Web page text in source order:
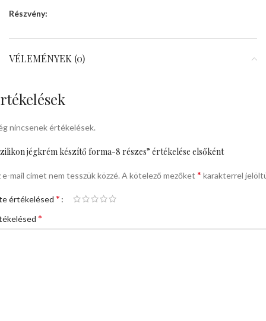
Részvény:
VÉLEMÉNYEK (0)
nincsenek értékelések.
jégkrém készítő forma-8 részes” értékelése elsőként
e-mail címet nem tesszük közzé. A kötelező mezőket * karakterrel
értékelésed *
*